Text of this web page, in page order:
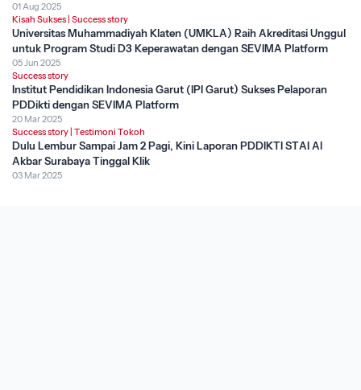
01 Aug 2025
Kisah Sukses Success story
Universitas Muhammadiyah Klaten (UMKLA) Raih Akreditasi Unggul
untuk Program Studi D3 Keperawatan dengan SEVIMA Platform
05 Jun 2025
Success story
Institut Pendidikan Indonesia Garut (IPI Garut) Sukses Pelaporan
PDDikti dengan SEVIMA Platform
20 Mar 2025
Success story Testimoni Tokoh
Dulu Lembur Sampai Jam 2 Pagi, Kini Laporan PDDIKTI STAI Al
Akbar Surabaya Tinggal Klik
03 Mar 2025